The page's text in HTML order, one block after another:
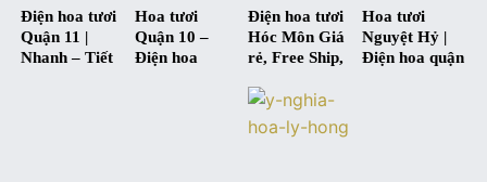
Điện hoa tươi
Quận 11 |
Nhanh – Tiết
Hoa tươi
Quận 10 –
Điện hoa
Điện hoa tươi
Hóc Môn Giá
rẻ, Free Ship,
Ngay !
Hoa tươi
Nguyệt Hỷ |
Điện hoa quận